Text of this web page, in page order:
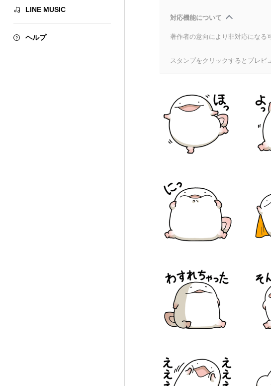
LINE MUSIC
ヘルプ
対応機能について
著作者の意向により非対応になる
スタンプをクリックするとプレビ